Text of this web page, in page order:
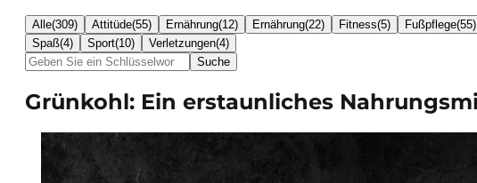
Alle(309) Attitüde(55) Ernährung(12) Ernährung(22) Fitness(5) Fußpflege(55)
Spaß(4) Sport(10) Verletzungen(4)
Suche
Grünkohl: Ein erstaunliches